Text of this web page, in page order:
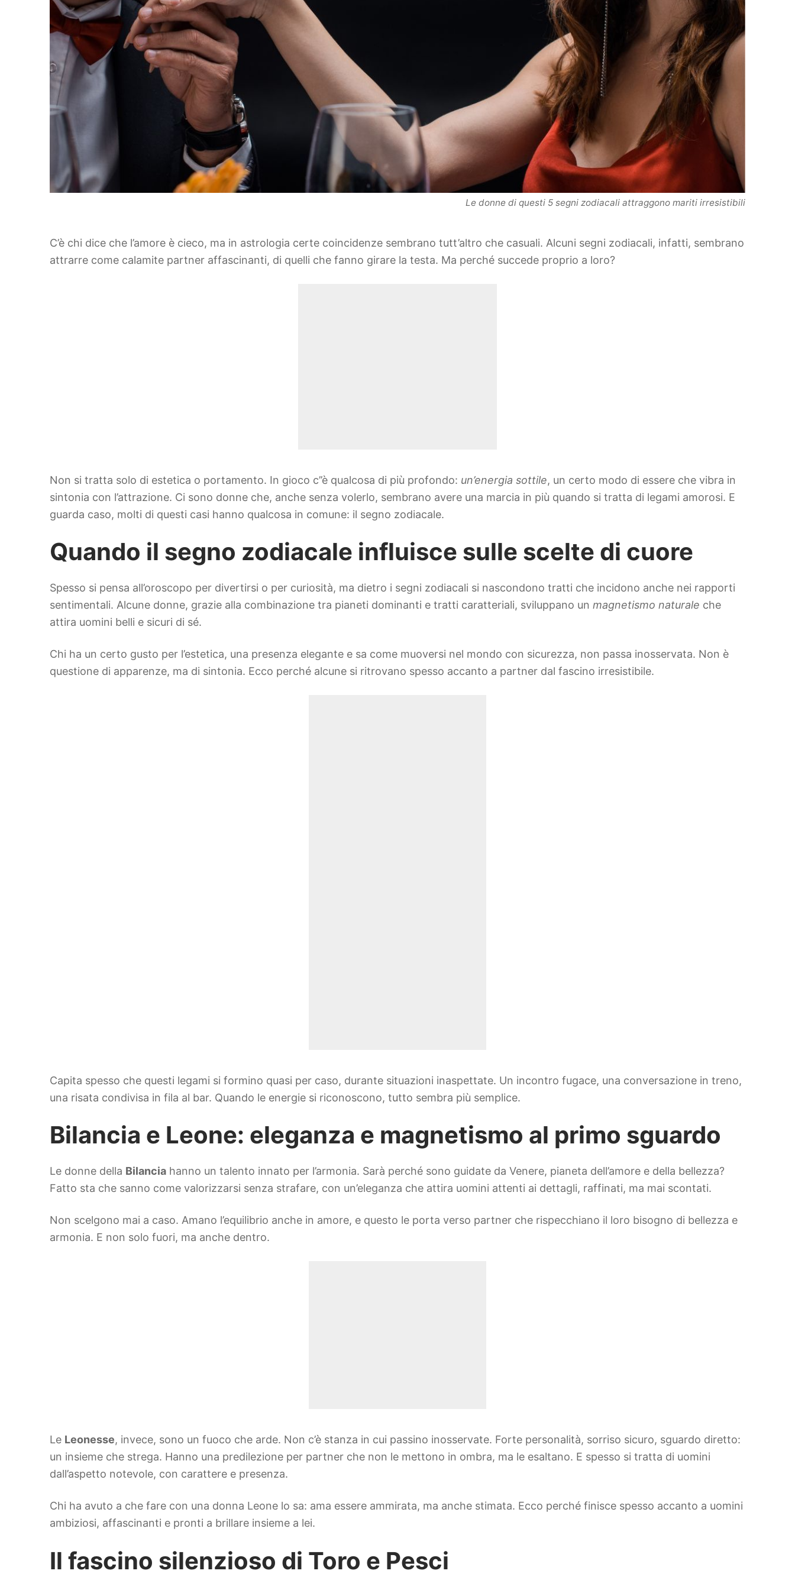
Le donne di questi 5 segni zodiacali attraggono mariti irresistibili
C’è chi dice che l’amore è cieco, ma in astrologia certe coincidenze sembrano tutt’altro che casuali. Alcuni segni zodiacali, infatti, sembrano
attrarre come calamite partner affascinanti, di quelli che fanno girare la testa. Ma perché succede proprio a loro?
Non si tratta solo di estetica o portamento. In gioco c’’è qualcosa di più profondo: un’energia sottile, un certo modo di essere che vibra in
sintonia con l’attrazione. Ci sono donne che, anche senza volerlo, sembrano avere una marcia in più quando si tratta di legami amorosi. E
guarda caso, molti di questi casi hanno qualcosa in comune: il segno zodiacale.
Quando il segno zodiacale influisce sulle scelte di cuore
Spesso si pensa all’oroscopo per divertirsi o per curiosità, ma dietro i segni zodiacali si nascondono tratti che incidono anche nei rapporti
sentimentali. Alcune donne, grazie alla combinazione tra pianeti dominanti e tratti caratteriali, sviluppano un magnetismo naturale che
attira uomini belli e sicuri di sé.
Chi ha un certo gusto per l’estetica, una presenza elegante e sa come muoversi nel mondo con sicurezza, non passa inosservata. Non è
questione di apparenze, ma di sintonia. Ecco perché alcune si ritrovano spesso accanto a partner dal fascino irresistibile.
Capita spesso che questi legami si formino quasi per caso, durante situazioni inaspettate. Un incontro fugace, una conversazione in treno,
una risata condivisa in fila al bar. Quando le energie si riconoscono, tutto sembra più semplice.
Bilancia e Leone: eleganza e magnetismo al primo sguardo
Le donne della Bilancia hanno un talento innato per l’armonia. Sarà perché sono guidate da Venere, pianeta dell’amore e della bellezza?
Fatto sta che sanno come valorizzarsi senza strafare, con un’eleganza che attira uomini attenti ai dettagli, raffinati, ma mai scontati.
Non scelgono mai a caso. Amano l’equilibrio anche in amore, e questo le porta verso partner che rispecchiano il loro bisogno di bellezza e
armonia. E non solo fuori, ma anche dentro.
Le Leonesse, invece, sono un fuoco che arde. Non c’è stanza in cui passino inosservate. Forte personalità, sorriso sicuro, sguardo diretto:
un insieme che strega. Hanno una predilezione per partner che non le mettono in ombra, ma le esaltano. E spesso si tratta di uomini
dall’aspetto notevole, con carattere e presenza.
Chi ha avuto a che fare con una donna Leone lo sa: ama essere ammirata, ma anche stimata. Ecco perché finisce spesso accanto a uomini
ambiziosi, affascinanti e pronti a brillare insieme a lei.
Il fascino silenzioso di Toro e Pesci